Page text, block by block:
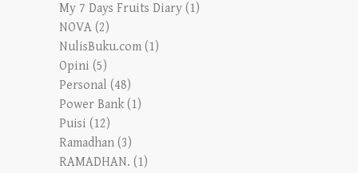
My 7 Days Fruits Diary (1)
NOVA (2)
NulisBuku.com (1)
Opini (5)
Personal (48)
Power Bank (1)
Puisi (12)
Ramadhan (3)
RAMADHAN. (1)